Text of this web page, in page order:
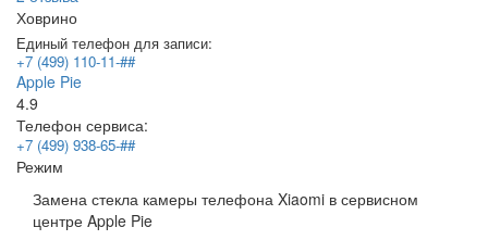
Ховрино
Единый телефон для записи:
+7 (499) 110-11-##
Apple Pie
4.9
Телефон сервиса:
+7 (499) 938-65-##
Режим
Замена стекла камеры телефона Xiaomi в сервисном
центре Apple Pie